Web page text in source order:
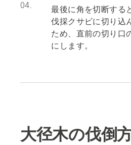
04.
最後に角を切断する
伐採クサビに切り込
ため、直前の切り口
にします。
大径木の伐倒